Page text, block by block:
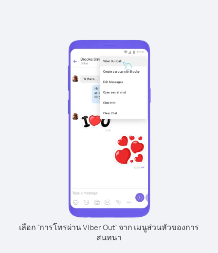
เลือก "การโทรผ่าน Viber Out" จาก เมนูส่วนหัวของการ
สนทนา